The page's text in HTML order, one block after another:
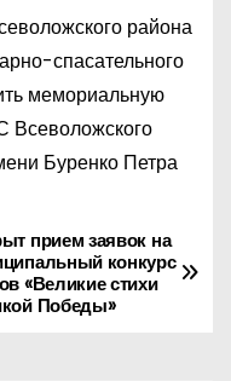
района
спасательного
мемориальную
Всеволожского
Буренко Петра
прием заявок на
конкурс
«Великие стихи
Победы»